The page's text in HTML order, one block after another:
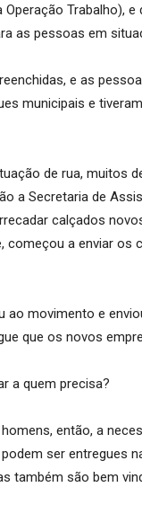
Trabalho),
as pessoas em
e as
municipais e
de rua, muitos
a Secretaria de
calçados
começou a enviar os
ao movimento e
que os novos
a quem precisa?
então, a
ser entregues
também são bem